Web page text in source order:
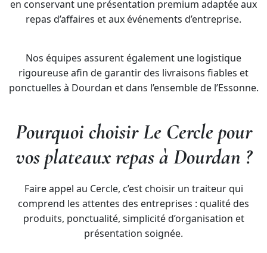
en conservant une présentation premium adaptée aux
repas d’affaires et aux événements d’entreprise.
Nos équipes assurent également une logistique
rigoureuse afin de garantir des livraisons fiables et
ponctuelles à Dourdan et dans l’ensemble de l’Essonne.
Pourquoi choisir Le Cercle pour
vos plateaux repas à Dourdan ?
Faire appel au Cercle, c’est choisir un traiteur qui
comprend les attentes des entreprises : qualité des
produits, ponctualité, simplicité d’organisation et
présentation soignée.